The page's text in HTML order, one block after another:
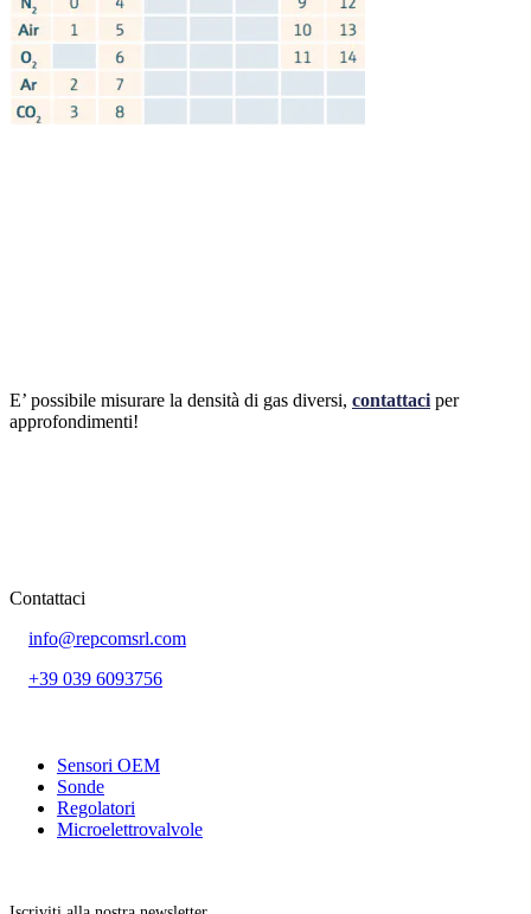
E’ possibile misurare la densità di gas diversi, contattaci per
approfondimenti!
Contattaci
info@repcomsrl.com
+39 039 6093756
Sensori OEM
Sonde
Regolatori
Microelettrovalvole